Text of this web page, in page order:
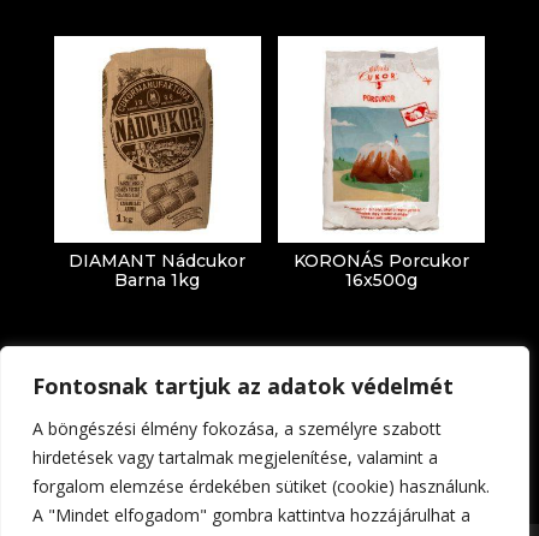
Fontosnak tartjuk az adatok védelmét
A böngészési élmény fokozása, a személyre szabott
hirdetések vagy tartalmak megjelenítése, valamint a
forgalom elemzése érdekében sütiket (cookie) használunk.
A "Mindet elfogadom" gombra kattintva hozzájárulhat a
DIAMANT Nádcukor
Barna 1kg
KORONÁS Porcukor
16x500g
Impresszum Adatkezelési tájékoztató